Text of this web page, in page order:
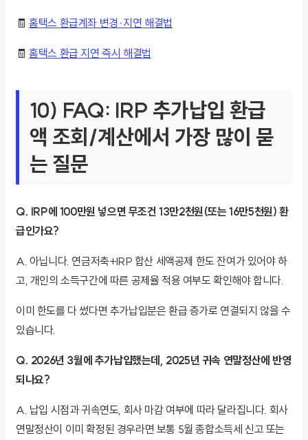
🧾홈택스 환급계좌 변경·지연 해결법
🧾홈택스 환급 지연 즉시 해결법
10) FAQ: IRP 추가납입 환급
액 조회/계산에서 가장 많이 묻
는 질문
Q. IRP에 100만원 넣으면 무조건 13만2천원(또는 16만5천원) 환
급인가요?
A. 아닙니다. 연금저축+IRP 합산 세액공제 한도 잔여가 있어야 하
고, 개인의 소득구간에 따른 공제율 적용 여부도 확인해야 합니다.
이미 한도를 다 썼다면 추가납입분은 환급 증가로 연결되지 않을 수
있습니다.
Q. 2026년 3월에 추가납입했는데, 2025년 귀속 연말정산에 반영
되나요?
A. 납입 시점과 귀속연도, 회사 마감 여부에 따라 달라집니다. 회사
연말정산이 이미 확정된 경우라면 보통 5월 종합소득세 신고 또는